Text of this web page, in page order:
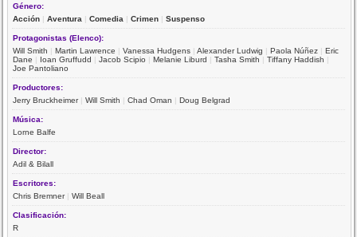
Género:
Acción |Aventura |Comedia |Crimen |Suspenso
Protagonistas (Elenco):
Will Smith |Martin Lawrence |Vanessa Hudgens |Alexander Ludwig |Paola Núñez |Eric
Dane | Ioan Gruffudd |Jacob Scipio |Melanie Liburd |Tasha Smith |Tiffany Haddish |
Joe Pantoliano
Productores:
Jerry Bruckheimer|Will Smith |Chad Oman |Doug Belgrad
Música:
Lorne Balfe
Director:
Adil & Bilall
Escritores:
Chris Bremner|Will Beall
Clasificación:
R